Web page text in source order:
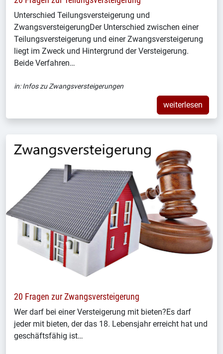
Unterschied Teilungsversteigerung und
ZwangsversteigerungDer Unterschied zwischen einer
Teilungsversteigerung und einer Zwangsversteigerung
liegt im Zweck und Hintergrund der Versteigerung.
Beide Verfahren…
in:Infos zu Zwangsversteigerungen
weiterlesen
20 Fragen zur Zwangsversteigerung
Wer darf bei einer Versteigerung mit bieten?Es darf
jeder mit bieten, der das 18. Lebensjahr erreicht hat und
geschäftsfähig ist…